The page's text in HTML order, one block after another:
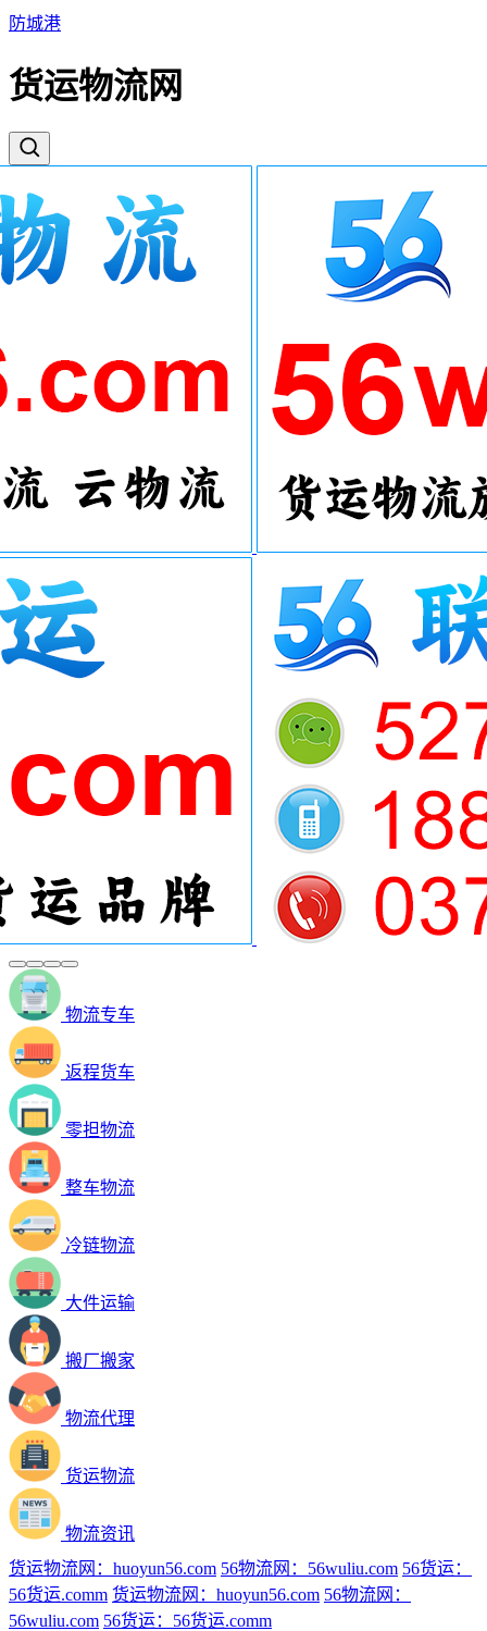
防城港
货运物流网
物流专车
返程货车
零担物流
整车物流
冷链物流
大件运输
搬厂搬家
物流代理
货运物流
物流资讯
货运物流网：huoyun56.com 56物流网：56wuliu.com 56货运：
56货运.comm 货运物流网：huoyun56.com 56物流网：
56wuliu.com 56货运：56货运.comm